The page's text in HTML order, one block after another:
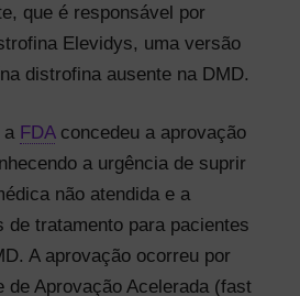
que é responsável por
Elevidys, uma versão
distrofina ausente na DMD.
a FDAconcedeu a aprovação
a urgência de suprir
não atendida e a
de tratamento para pacientes
A aprovação ocorreu por
de Aprovação Acelerada (fast